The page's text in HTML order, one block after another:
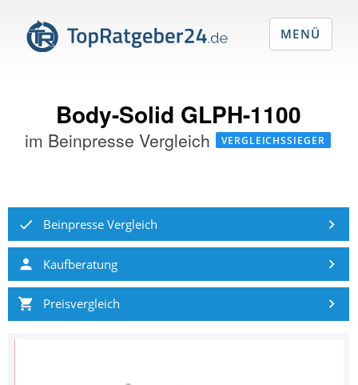
Body-Solid GLPH-1100
im Beinpresse Vergleich VERGLEICHSSIEGER
Beinpresse Vergleich
Kaufberatung
Preisvergleich
MENÜ